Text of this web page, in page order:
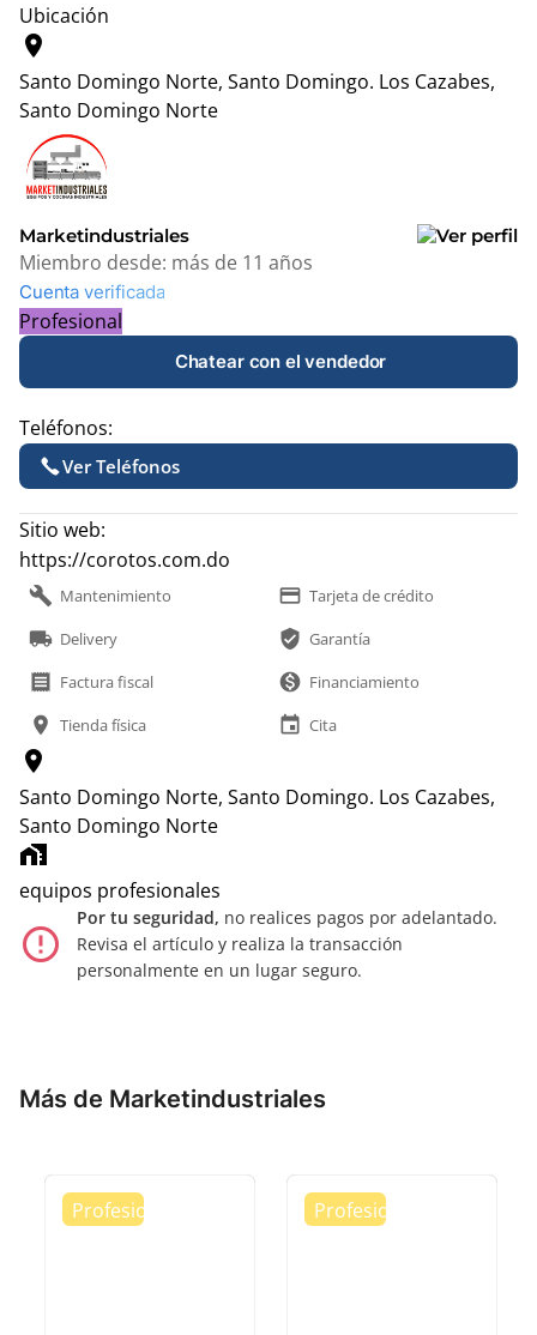
Ubicación
location_on
Santo Domingo Norte, Santo Domingo. Los Cazabes,
Santo Domingo Norte
+
−
Marketindustriales
Miembro desde: más de 11 años
Cuenta verificada
Profesional
Chatear con el vendedor
Teléfonos:
Ver Teléfonos
Sitio web:
https://corotos.com.do
build Mantenimiento payment Tarjeta de crédito
local_shipping Delivery verified_user Garantía
receipt Factura fiscal monetization_on Financiamiento
location_on Tienda física event Cita
location_on
Santo Domingo Norte, Santo Domingo. Los Cazabes,
Santo Domingo Norte
home_work
equipos profesionales
error_outline
Por tu seguridad, no realices pagos por adelantado.
Revisa el artículo y realiza la transacción
personalmente en un lugar seguro.
Más de Marketindustriales